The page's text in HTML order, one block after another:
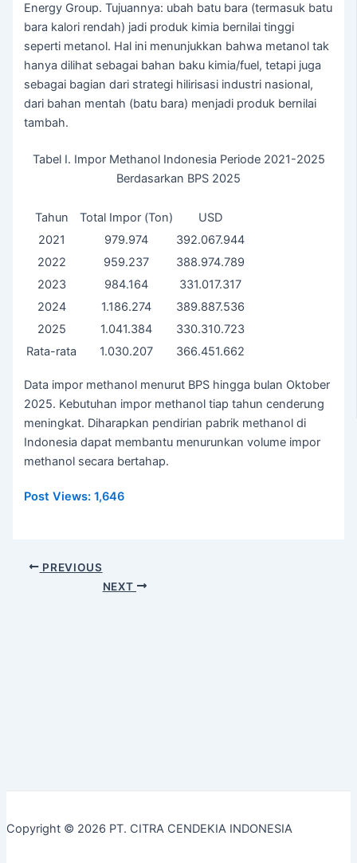
Energy Group. Tujuannya: ubah batu bara (termasuk batu
bara kalori rendah) jadi produk kimia bernilai tinggi
seperti metanol. Hal ini menunjukkan bahwa metanol tak
hanya dilihat sebagai bahan baku kimia/fuel, tetapi juga
sebagai bagian dari strategi hilirisasi industri nasional,
dari bahan mentah (batu bara) menjadi produk bernilai
tambah.
Tabel I. Impor Methanol Indonesia Periode 2021-2025
Berdasarkan BPS 2025
Tahun Total Impor (Ton)
USD
2021
979.974
392.067.944
2022
959.237
388.974.789
2023
984.164
331.017.317
2024
1.186.274
389.887.536
2025
1.041.384
330.310.723
Rata-rata
1.030.207 366.451.662
Data impor methanol menurut BPS hingga bulan Oktober
2025. Kebutuhan impor methanol tiap tahun cenderung
meningkat. Diharapkan pendirian pabrik methanol di
Indonesia dapat membantu menurunkan volume impor
methanol secara bertahap.
Post Views: 1,646
PREVIOUS
NEXT
Copyright © 2026 PT. CITRA CENDEKIA INDONESIA